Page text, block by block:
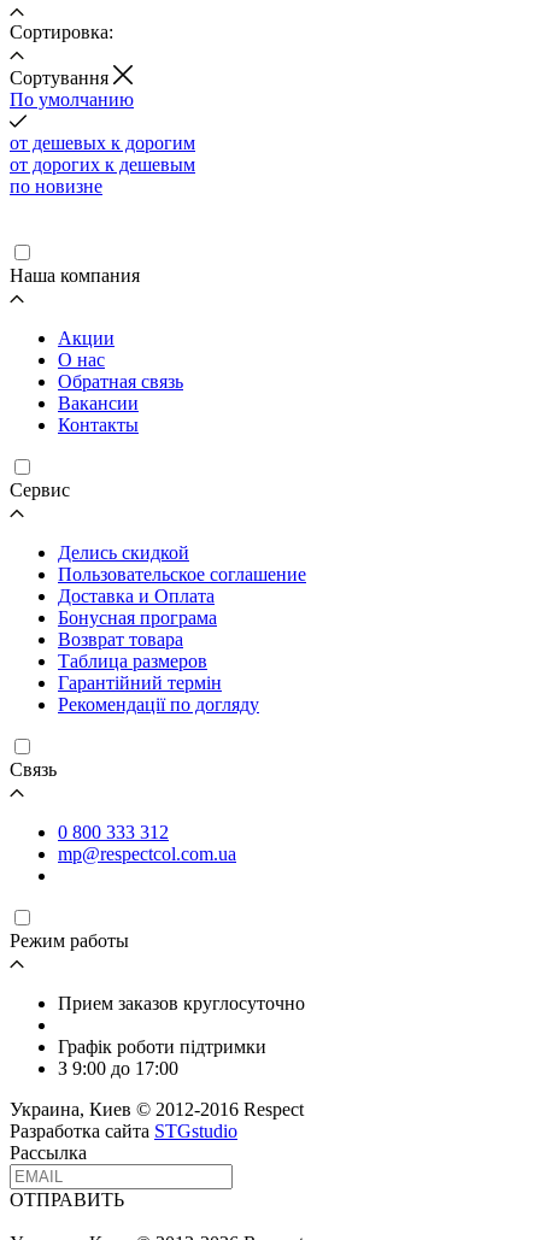
Сортировка:
Cортування
По умолчанию
от дешевых к дорогим
от дорогих к дешевым
по новизне
Наша компания
Акции
О нас
Обратная связь
Вакансии
Контакты
Cервис
Делись скидкой
Пользовательское соглашение
Доставка и Оплата
Бонусная програма
Возврат товара
Таблица размеров
Гарантійний термін
Рекомендації по догляду
Связь
0 800 333 312
mp@respectcol.com.ua
Режим работы
Прием заказов круглосуточно
Графік роботи підтримки
З 9:00 до 17:00
Украина, Киев © 2012-2016 Respect
Разработка сайта STGstudio
Рассылка
ОТПРАВИТЬ